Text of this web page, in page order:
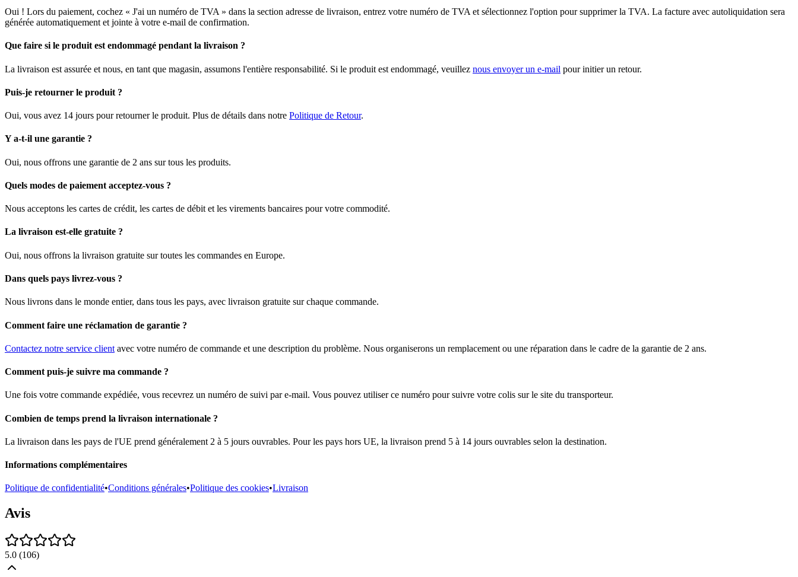
Oui ! Lors du paiement, cochez « J'ai un numéro de TVA » dans la section adresse de livraison, entrez votre numéro de TVA et sélectionnez l'option pour supprimer la TVA. La facture avec autoliquidation sera
générée automatiquement et jointe à votre e-mail de confirmation.
Que faire si le produit est endommagé pendant la livraison ?
La livraison est assurée et nous, en tant que magasin, assumons l'entière responsabilité. Si le produit est endommagé, veuillez nous envoyer un e-mail pour initier un retour.
Puis-je retourner le produit ?
Oui, vous avez 14 jours pour retourner le produit. Plus de détails dans notre Politique de Retour.
Y a-t-il une garantie ?
Oui, nous offrons une garantie de 2 ans sur tous les produits.
Quels modes de paiement acceptez-vous ?
Nous acceptons les cartes de crédit, les cartes de débit et les virements bancaires pour votre commodité.
La livraison est-elle gratuite ?
Oui, nous offrons la livraison gratuite sur toutes les commandes en Europe.
Dans quels pays livrez-vous ?
Nous livrons dans le monde entier, dans tous les pays, avec livraison gratuite sur chaque commande.
Comment faire une réclamation de garantie ?
Contactez notre service client avec votre numéro de commande et une description du problème. Nous organiserons un remplacement ou une réparation dans le cadre de la garantie de 2 ans.
Comment puis-je suivre ma commande ?
Une fois votre commande expédiée, vous recevrez un numéro de suivi par e-mail. Vous pouvez utiliser ce numéro pour suivre votre colis sur le site du transporteur.
Combien de temps prend la livraison internationale ?
La livraison dans les pays de l'UE prend généralement 2 à 5 jours ouvrables. Pour les pays hors UE, la livraison prend 5 à 14 jours ouvrables selon la destination.
Informations complémentaires
Politique de confidentialité•Conditions générales•Politique des cookies•Livraison
Avis
5.0 (106)